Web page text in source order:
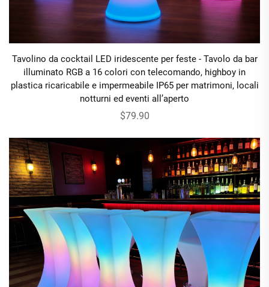
Tavolino da cocktail LED iridescente per feste - Tavolo da bar
illuminato RGB a 16 colori con telecomando, highboy in
plastica ricaricabile e impermeabile IP65 per matrimoni, locali
notturni ed eventi all’aperto
$79.90